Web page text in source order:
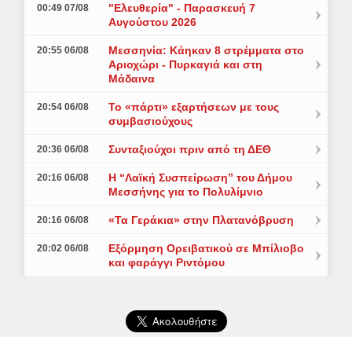
00:49 07/08
"Ελευθερία" - Παρασκευή 7
Αυγούστου 2026
20:55 06/08
Μεσσηνία: Κάηκαν 8 στρέμματα στο
Αριοχώρι - Πυρκαγιά και στη
Μάδαινα
20:54 06/08
Το «πάρτι» εξαρτήσεων με τους
συμβασιούχους
20:36 06/08 Συνταξιούχοι πριν από τη ΔΕΘ
20:16 06/08
Η “Λαϊκή Συσπείρωση” του Δήμου
Μεσσήνης για το Πολυλίμνιο
20:16 06/08 «Τα Γεράκια» στην Πλατανόβρυση
20:02 06/08
Εξόρμηση Ορειβατικού σε Μπίλιοβο
και φαράγγι Ριντόμου